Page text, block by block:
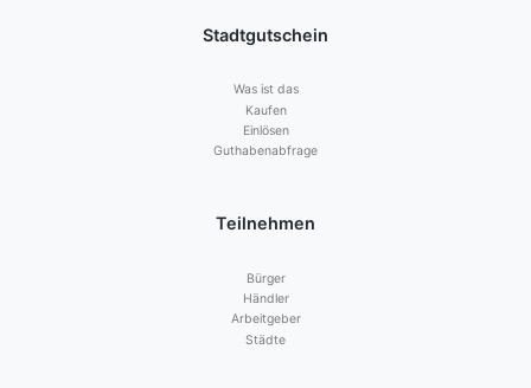
Stadtgutschein
Was ist das
Kaufen
Einlösen
Guthabenabfrage
Teilnehmen
Bürger
Händler
Arbeitgeber
Städte